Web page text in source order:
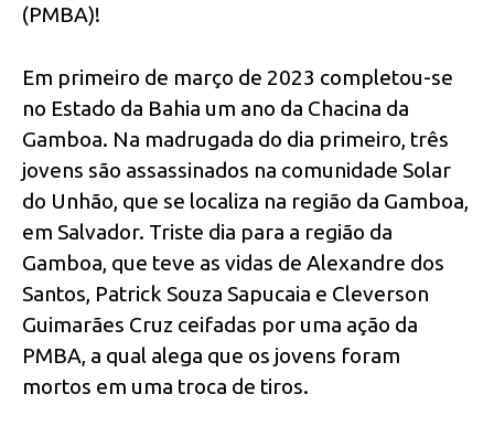
(PMBA)!
Em primeiro de março de 2023 completou-se
no Estado da Bahia um ano da Chacina da
Gamboa. Na madrugada do dia primeiro, três
jovens são assassinados na comunidade Solar
do Unhão, que se localiza na região da Gamboa,
em Salvador. Triste dia para a região da
Gamboa, que teve as vidas de Alexandre dos
Santos, Patrick Souza Sapucaia e Cleverson
Guimarães Cruz ceifadas por uma ação da
PMBA, a qual alega que os jovens foram
mortos em uma troca de tiros.